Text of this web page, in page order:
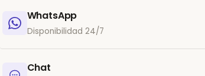
WhatsApp
Disponibilidad 24/7
Chat